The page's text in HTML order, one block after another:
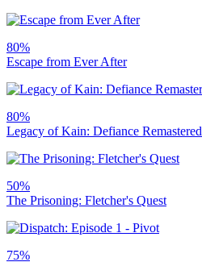
80%
Escape from Ever After
80%
Legacy of Kain: Defiance Remastered
50%
The Prisoning: Fletcher's Quest
75%